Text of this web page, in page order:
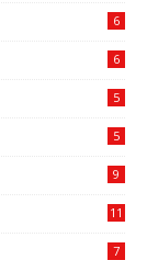
6
6
5
5
9
11
7